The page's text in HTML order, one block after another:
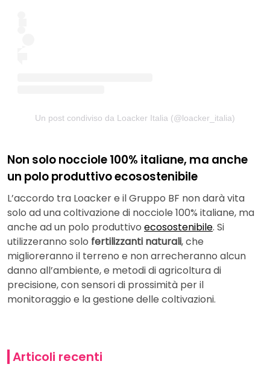
Un post condiviso da Loacker Italia (@loacker_italia)
Non solo nocciole 100% italiane, ma anche
un polo produttivo ecosostenibile
L’accordo tra Loacker e il Gruppo BF non darà vita
solo ad una coltivazione di nocciole 100% italiane, ma
anche ad un polo produttivo ecosostenibile. Si
utilizzeranno solo fertilizzanti naturali, che
miglioreranno il terreno e non arrecheranno alcun
danno all’ambiente, e metodi di agricoltura di
precisione, con sensori di prossimità per il
monitoraggio e la gestione delle coltivazioni.
Articoli recenti